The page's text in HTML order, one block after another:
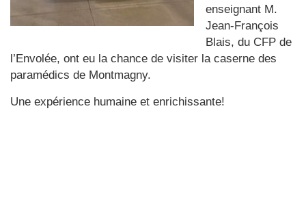
enseignant M.
Jean-François
Blais, du CFP de
l’Envolée, ont eu la chance de visiter la caserne des
paramédics de Montmagny.
Une expérience humaine et enrichissante!